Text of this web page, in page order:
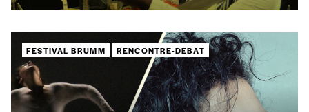
FESTIVAL BRUMM RENCONTRE-DÉBAT